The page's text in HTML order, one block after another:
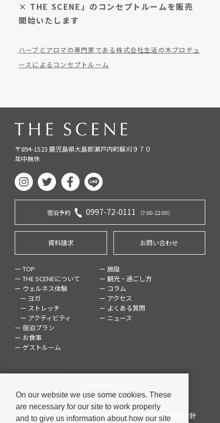
× THE SCENE」のコンセプトルームを販売
開始いたします
ハーブとアロマの専門家である株式会社生活の木プロデュ
ースによるコンセプトルーム
〒894-1523 鹿児島県大島郡瀬戸内町蘇刈９７０
年中無休
宿泊予約 0997-72-0111 （7:00-22:00）
資料請求 お問い合わせ
ー TOP
ー THE SCENEについて
ー ウェルネス体験
ー ヨガ
ー ストレッチ
ー アクティビティ
ー 宿泊プラン
ー お食事
ー ゲストルーム
ー 施設
ー 観光・過ごし方
ー コラム
ー アクセス
ー よくある質問
ー ニュース
会社概要 特定商取引法に基づく表示 個人情報保護方針
On our website we use some cookies. These
are necessary for our site to work properly
and to give us information about how our site